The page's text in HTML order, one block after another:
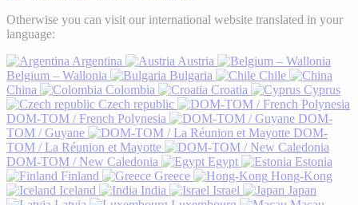
Otherwise you can visit our international website translated in your
language:
Argentina
Austria
Belgium – Wallonia
Bulgaria
Chile
China
Colombia Croatia
Cyprus
Czech republic
DOM-TOM / French Polynesia
DOM-
TOM / Guyane
DOM-
TOM / La Réunion et Mayotte
DOM-TOM / New Caledonia
Egypt
Estonia
Finland
Greece
Hong-Kong
Iceland
India Israel
Japan